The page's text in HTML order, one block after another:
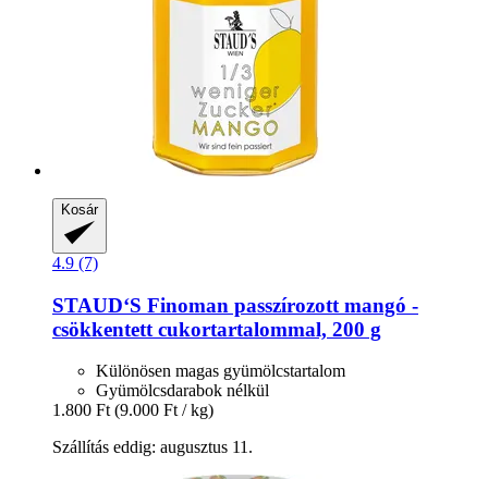
Kosár
4.9 (7)
STAUD‘S Finoman passzírozott mangó -​
csökkentett cukortartalommal, 200 g
Különösen magas gyümölcstartalom
Gyümölcsdarabok nélkül
1.800 Ft (9.000 Ft / kg)
Szállítás eddig: augusztus 11.